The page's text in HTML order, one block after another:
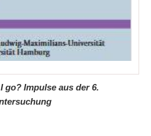
go? Impulse aus der 6.